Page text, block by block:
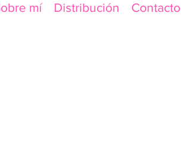
mí Distribución Contacto